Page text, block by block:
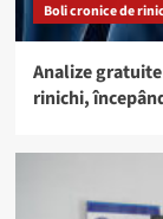
Boli cronice de
Analize
rinichi,